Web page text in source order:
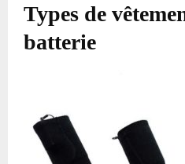
Types de
batterie